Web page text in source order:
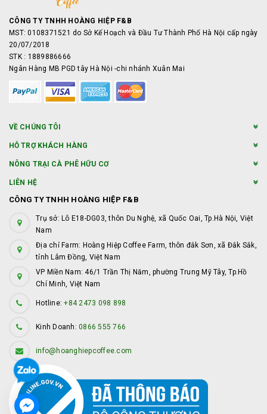
CÔNG TY TNHH HOÀNG HIỆP F&B
MST: 0108371521 do Sở Kế Hoạch và Đầu Tư Thành Phố Hà Nội cấp ngày
20/07/2018
STK : 1889886666
Ngân Hàng MB PGD tây Hà Nội -chi nhánh Xuân Mai
VỀ CHÚNG TÔI
HỖ TRỢ KHÁCH HÀNG
NÔNG TRẠI CÀ PHÊ HỮU CƠ
LIÊN HỆ
CÔNG TY TNHH HOÀNG HIỆP F&B
Trụ sở: Lô E18-DG03, thôn Du Nghệ, xã Quốc Oai, Tp.Hà Nội, Việt
Nam
Địa chỉ Farm: Hoàng Hiệp Coffee Farm, thôn đắk Sơn, xã Đắk Sắk,
tỉnh Lâm Đồng, Việt Nam
VP Miền Nam: 46/1 Trần Thị Năm, phường Trung Mỹ Tây, Tp.Hồ
Chí Minh, Việt Nam
Hotline:+84 2473 098 898
Kinh Doanh: 0866 555 766
info@hoanghiepcoffee.com